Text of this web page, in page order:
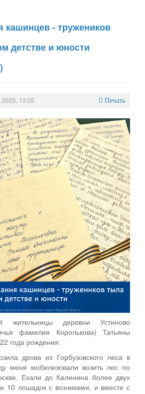
кашинцев - тружеников
детстве и юности
13:05 Печать
жительницы деревни Устиново
фамилия Королькова) Татьяны
года рождения.
дрова из Горбузовского леса в
меня мобилизовали возить лес по
Ехали до Калинина более двух
10 лошадок с возчиками, и вместе с